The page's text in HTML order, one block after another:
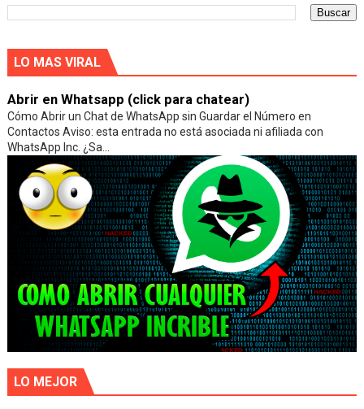
LO MAS VIRAL
Abrir en Whatsapp (click para chatear)
Cómo Abrir un Chat de WhatsApp sin Guardar el Número en
Contactos Aviso: esta entrada no está asociada ni afiliada con
WhatsApp Inc. ¿Sa...
LO MEJOR